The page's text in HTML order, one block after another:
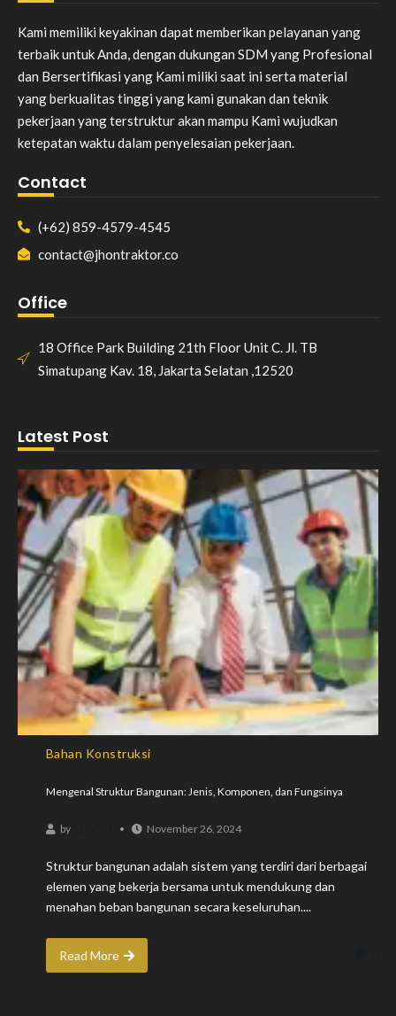
Kami memiliki keyakinan dapat memberikan pelayanan yang
terbaik untuk Anda, dengan dukungan SDM yang Profesional
dan Bersertifikasi yang Kami miliki saat ini serta material
yang berkualitas tinggi yang kami gunakan dan teknik
pekerjaan yang terstruktur akan mampu Kami wujudkan
ketepatan waktu dalam penyelesaian pekerjaan.
Contact
(+62) 859-4579-4545
contact@jhontraktor.co
Office
18 Office Park Building 21th Floor Unit C. Jl. TB
Simatupang Kav. 18, Jakarta Selatan ,12520
Latest Post
Bahan Konstruksi
Mengenal Struktur Bangunan: Jenis, Komponen, dan Fungsinya
by November 26, 2024
Struktur bangunan adalah sistem yang terdiri dari berbagai
elemen yang bekerja bersama untuk mendukung dan
menahan beban bangunan secara keseluruhan....
Read More